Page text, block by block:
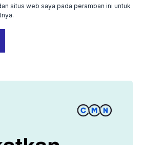
situs web saya pada peramban ini untuk